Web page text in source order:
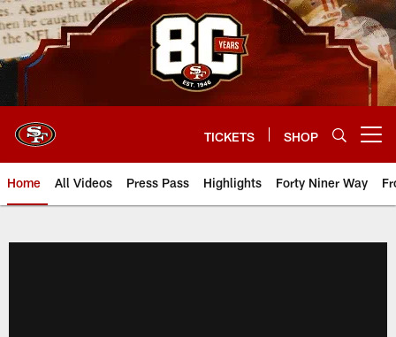
Skip
to
main
content
TICKETS SHOP
Home All Videos Press Pass Highlights Forty Niner Way